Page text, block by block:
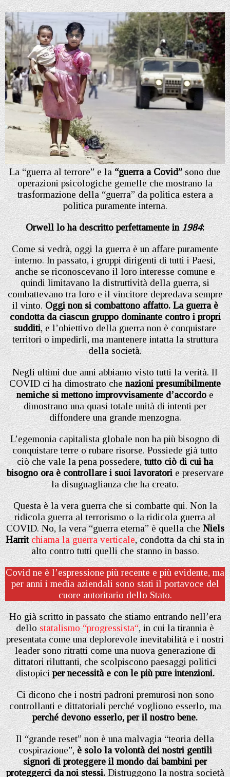
La “guerra al terrore” e la“guerra a Covid”sono due
operazioni psicologiche gemelle che mostrano la
trasformazione della “guerra” da politica estera a
politica puramente interna.
Orwell lo ha descritto perfettamente in1984:
Come si vedrà, oggi la guerra è un affare puramente
interno. In passato, i gruppi dirigenti di tutti i Paesi,
anche se riconoscevano il loro interesse comune e
quindi limitavano la distruttività della guerra, si
combattevano tra loro e il vincitore depredava sempre
il vinto. Oggi non si combattono affatto. La guerra è
condotta da ciascun gruppo dominante contro i propri
sudditi, e l’obiettivo della guerra non è conquistare
territori o impedirli, ma mantenere intatta la struttura
della società.
Negli ultimi due anni abbiamo visto tutti la verità. Il
COVID ci ha dimostrato chenazioni presumibilmente
nemiche si mettono improvvisamente d’accordoe
dimostrano una quasi totale unità di intenti per
diffondere una grande menzogna.
L’egemonia capitalista globale non ha più bisogno di
conquistare terre o rubare risorse. Possiede già tutto
ciò che vale la pena possedere,tutto ciò di cui ha
bisogno ora è controllare i suoi lavoratorie preservare
la disuguaglianza che ha creato.
Questa è la vera guerra che si combatte qui. Non la
ridicola guerra al terrorismo o la ridicola guerra al
COVID. No, la vera “guerra eterna” è quella cheNiels
Harrit chiama la guerra verticale, condotta da chi sta in
alto contro tutti quelli che stanno in basso.
Covid ne è l’espressione più recente e più evidente, ma
per anni i media aziendali sono stati il portavoce del
cuore autoritario dello Stato.
Ho già scritto in passato che stiamo entrando nell’era
dellostatalismo “progressista“, in cui la tirannia è
presentata come una deplorevole inevitabilità e i nostri
leader sono ritratti come una nuova generazione di
dittatori riluttanti, che scolpiscono paesaggi politici
distopiciper necessità e con le più pure intenzioni.
Ci dicono che i nostri padroni premurosi non sono
controllanti e dittatoriali perché vogliono esserlo,ma
perché devono esserlo, per il nostro bene.
Il “grande reset” non è una malvagia “teoria della
cospirazione”,è solo la volontà dei nostri gentili
signori di proteggere il mondo dai bambini per
proteggerci da noi stessi.Distruggono la nostra società